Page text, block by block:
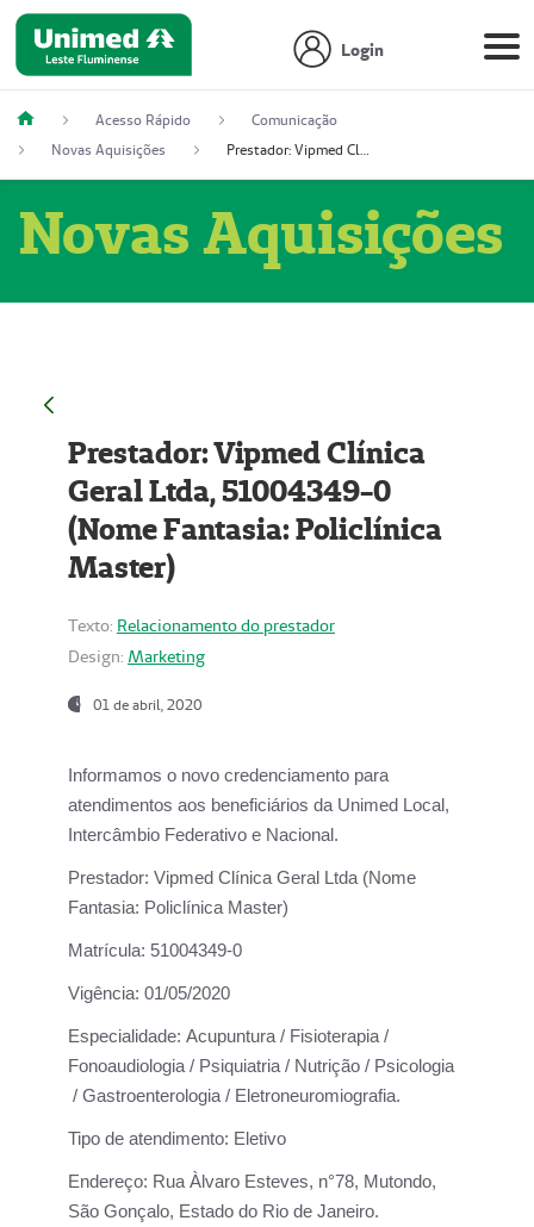
Login
Acesso Rápido
Comunicação
Novas Aquisições
Prestador: Vipmed Clínica Geral Ltda, 51004349-0 (Nome Fantasia: Policlínica Master)
Novas Aquisições
Prestador: Vipmed Clínica
Geral Ltda, 51004349-0
(Nome Fantasia: Policlínica
Master)
Texto: Relacionamento do prestador
Design: Marketing
01 de abril, 2020
Informamos o novo credenciamento para
atendimentos aos beneficiários da Unimed Local,
Intercâmbio Federativo e Nacional.
Prestador: Vipmed Clínica Geral Ltda (Nome
Fantasia: Policlínica Master)
Matrícula: 51004349-0
Vigência: 01/05/2020
Especialidade: Acupuntura / Fisioterapia /
Fonoaudiologia / Psiquiatria / Nutrição / Psicologia
/ Gastroenterologia / Eletroneuromiografia.
Tipo de atendimento: Eletivo
Endereço: Rua Àlvaro Esteves, n°78, Mutondo,
São Gonçalo, Estado do Rio de Janeiro.